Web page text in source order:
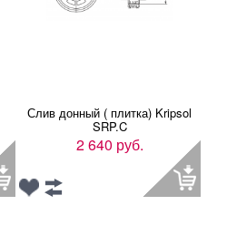
Слив донный ( плитка) Kripsol
SRP.C
2 640 руб.